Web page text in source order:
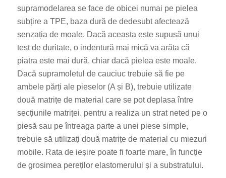
supramodelarea se face de obicei numai pe pielea
subțire a TPE, baza dură de dedesubt afectează
senzația de moale. Dacă aceasta este supusă unui
test de duritate, o indentură mai mică va arăta că
piatra este mai dură, chiar dacă pielea este moale.
Dacă supramoletul de cauciuc trebuie să fie pe
ambele părți ale pieselor (A și B), trebuie utilizate
două matrițe de material care se pot deplasa între
secțiunile matriței. pentru a realiza un strat neted pe o
piesă sau pe întreaga parte a unei piese simple,
trebuie să utilizați două matrițe de material cu miezuri
mobile. Rata de ieșire poate fi foarte mare, în funcție
de grosimea pereților elastomerului și a substratului.